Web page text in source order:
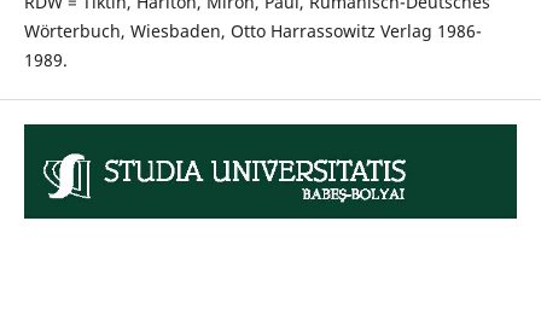
Wörterbuch, Wiesbaden, Otto Harrassowitz Verlag 1986-
1989.